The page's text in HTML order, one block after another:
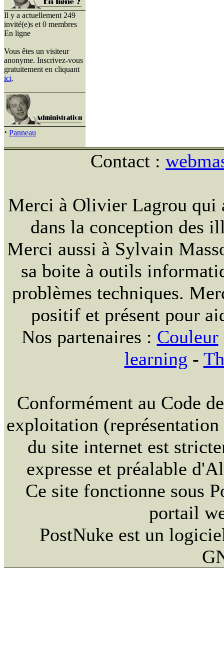
Il y a actuellement 249
invité(e)s et 0 membres
En ligne
Vous êtes un visiteur
anonyme. Inscrivez-vous
gratuitement en cliquant
ici.
· Panneau
Contact :
Merci à Olivier Lagrou qui
dans la conception des
Merci aussi à Sylvain
sa boite à outils
problèmes techniques.
positif et présent pour
Nos partenaires : Couleur
learning -
Conformément au Code
exploitation
du site internet est
expresse et préalable
Ce site fonctionne sous
portail
PostNuke est un